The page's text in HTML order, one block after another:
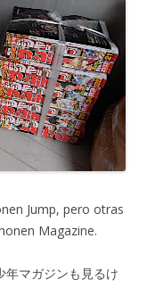
Jump, pero otras
Magazine.
年マガジンも見るけ